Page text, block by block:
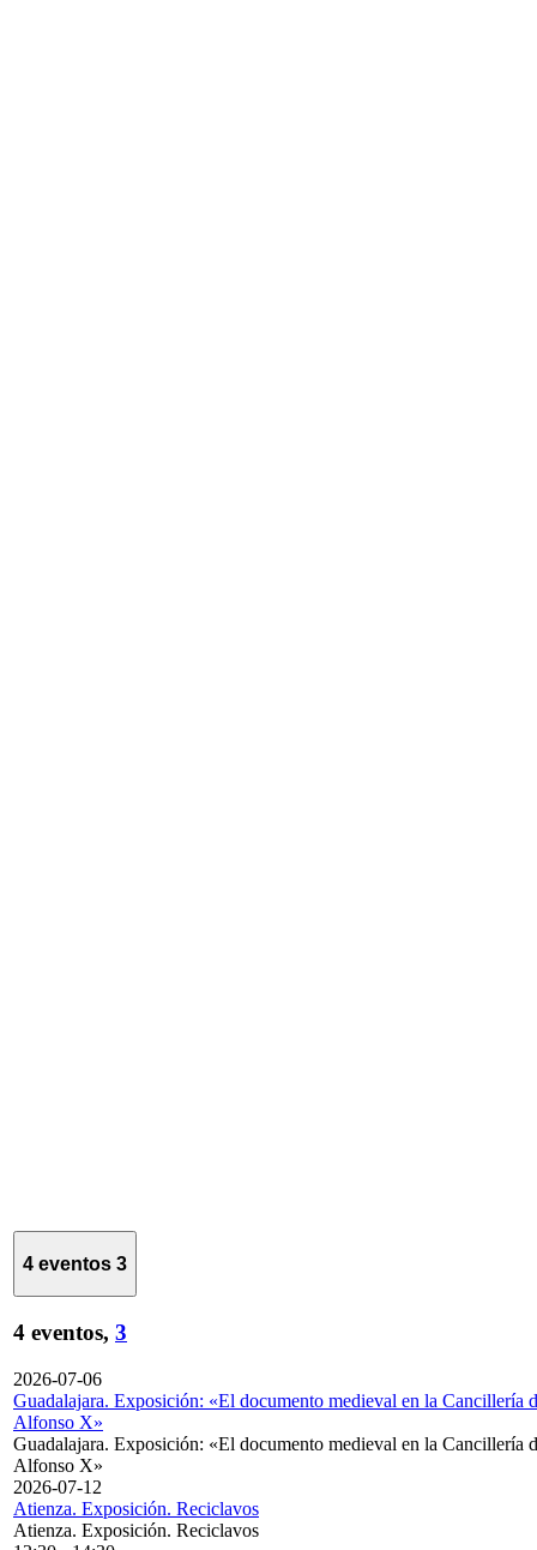
4 eventos 3
4 eventos, 3
2026-07-06
Guadalajara. Exposición: «El documento medieval en la Cancillería
Alfonso X»
Guadalajara. Exposición: «El documento medieval en la Cancillería
Alfonso X»
2026-07-12
Atienza. Exposición. Reciclavos
Atienza. Exposición. Reciclavos